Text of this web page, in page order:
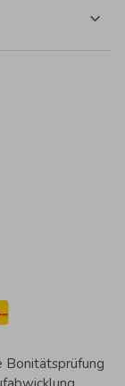
Bonitätsprüfung